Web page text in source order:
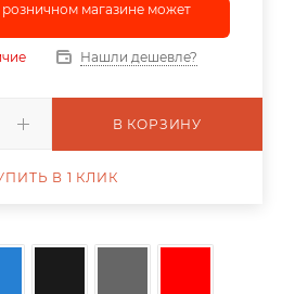
розничном магазине может
Нашли дешевле?
В КОРЗИНУ
В 1 КЛИК